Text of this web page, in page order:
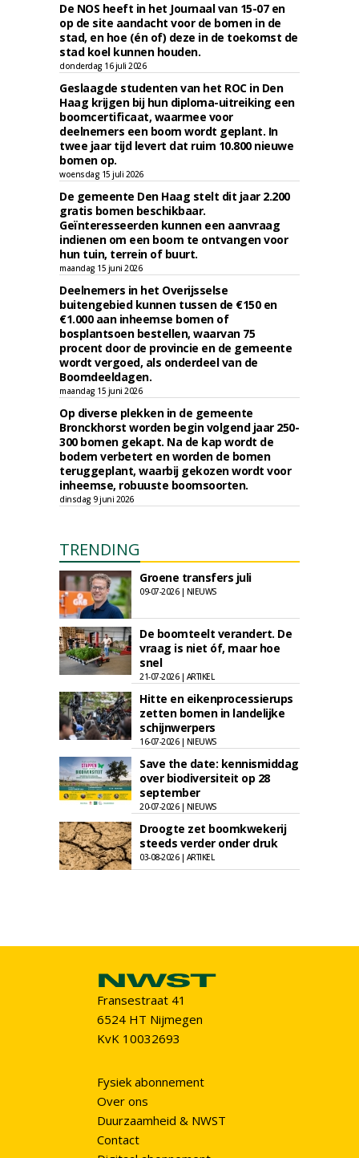
De NOS heeft in het Journaal van 15-07 en
op de site aandacht voor de bomen in de
stad, en hoe (én of) deze in de toekomst de
stad koel kunnen houden.
donderdag 16 juli 2026
Geslaagde studenten van het ROC in Den
Haag krijgen bij hun diploma-uitreiking een
boomcertificaat, waarmee voor
deelnemers een boom wordt geplant. In
twee jaar tijd levert dat ruim 10.800 nieuwe
bomen op.
woensdag 15 juli 2026
De gemeente Den Haag stelt dit jaar 2.200
gratis bomen beschikbaar.
Geïnteresseerden kunnen een aanvraag
indienen om een boom te ontvangen voor
hun tuin, terrein of buurt.
maandag 15 juni 2026
Deelnemers in het Overijsselse
buitengebied kunnen tussen de €150 en
€1.000 aan inheemse bomen of
bosplantsoen bestellen, waarvan 75
procent door de provincie en de gemeente
wordt vergoed, als onderdeel van de
Boomdeeldagen.
maandag 15 juni 2026
Op diverse plekken in de gemeente
Bronckhorst worden begin volgend jaar 250-
300 bomen gekapt. Na de kap wordt de
bodem verbetert en worden de bomen
teruggeplant, waarbij gekozen wordt voor
inheemse, robuuste boomsoorten.
dinsdag 9 juni 2026
TRENDING
Groene transfers juli
09-07-2026 | NIEUWS
De boomteelt verandert. De
vraag is niet óf, maar hoe
snel
21-07-2026 | ARTIKEL
Hitte en eikenprocessierups
zetten bomen in landelijke
schijnwerpers
16-07-2026 | NIEUWS
Save the date: kennismiddag
over biodiversiteit op 28
september
20-07-2026 | NIEUWS
Droogte zet boomkwekerij
steeds verder onder druk
03-08-2026 | ARTIKEL
Fransestraat 41
6524 HT Nijmegen
KvK 10032693
Fysiek abonnement
Over ons
Duurzaamheid & NWST
Contact